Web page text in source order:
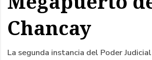
Chancay
La segunda instancia del Poder